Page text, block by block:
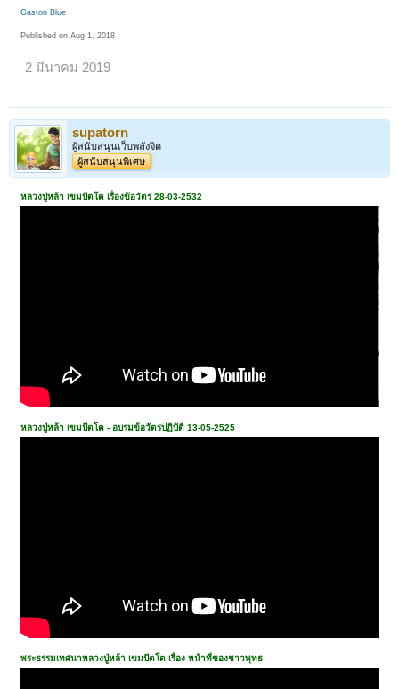
Gaston Blue
Published on Aug 1, 2018
2 มีนาคม 2019
supatorn
ผู้สนับสนุนเว็บพลังจิต
ผู้สนับสนุนพิเศษ
หลวงปู่หล้า เขมปัตโต เรื่องข้อวัตร 28-03-2532
หลวงปู่หล้า เขมปัตโต - อบรมข้อวัตรปฏิบัติ 13-05-2525
พระธรรมเทศนาหลวงปู่หล้า เขมปัตโต เรื่อง หน้าที่ของชาวพุทธ